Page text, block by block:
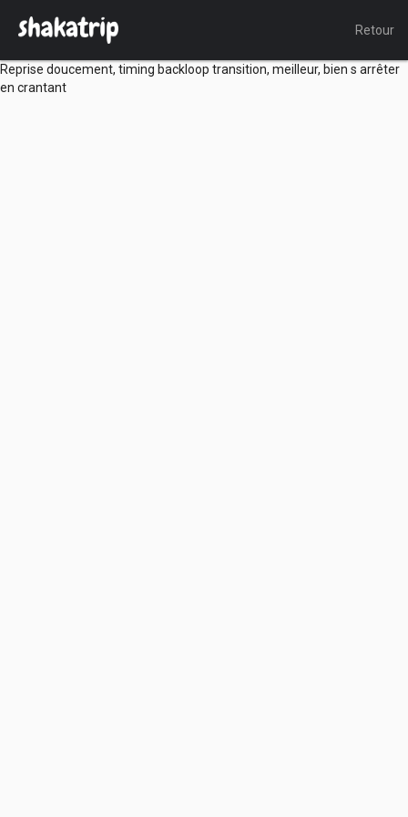
Retour
Reprise doucement, timing backloop transition, meilleur, bien s arrêter
en crantant